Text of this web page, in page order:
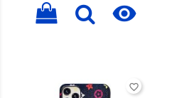

favorite_border